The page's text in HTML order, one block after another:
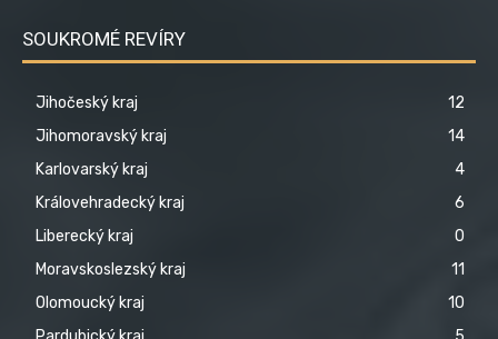
SOUKROMÉ REVÍRY
Jihočeský kraj
12
Jihomoravský kraj
14
Karlovarský kraj
4
Královehradecký kraj
6
Liberecký kraj
0
Moravskoslezský kraj
11
Olomoucký kraj
10